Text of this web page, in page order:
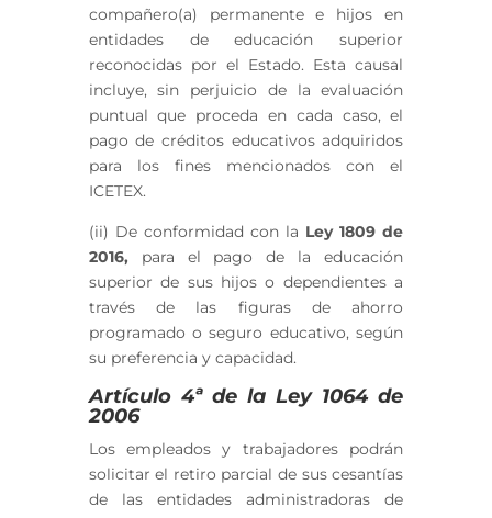
compañero(a) permanente e hijos en
entidades de educación superior
reconocidas por el Estado. Esta causal
incluye, sin perjuicio de la evaluación
puntual que proceda en cada caso, el
pago de créditos educativos adquiridos
para los fines mencionados con el
ICETEX.
(ii) De conformidad con la Ley 1809 de
2016,para el pago de la educación
superior de sus hijos o dependientes a
través de las figuras de ahorro
programado o seguro educativo, según
su preferencia y capacidad.
Artículo 4ª de la Ley 1064 de
2006
Los empleados y trabajadores podrán
solicitar el retiro parcial de sus cesantías
de las entidades administradoras de